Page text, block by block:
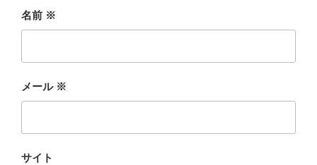
名前 ※
メール ※
サイト